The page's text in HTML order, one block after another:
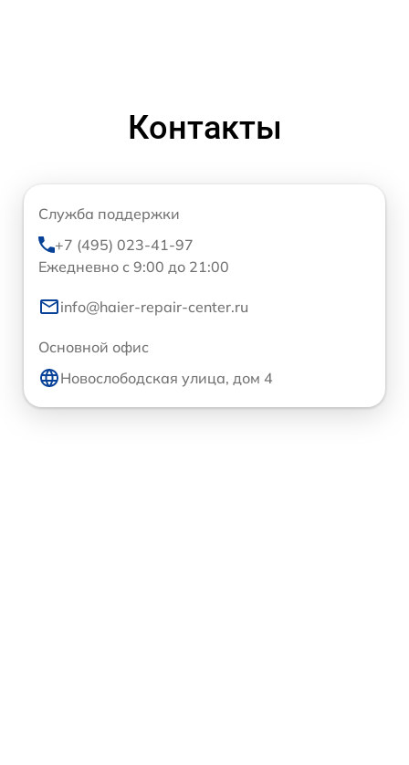
Контакты
Служба поддержки
+7 (495) 023-41-97
Ежедневно с 9:00 до 21:00
info@haier-repair-center.ru
Основной офис
Новослободская улица, дом 4